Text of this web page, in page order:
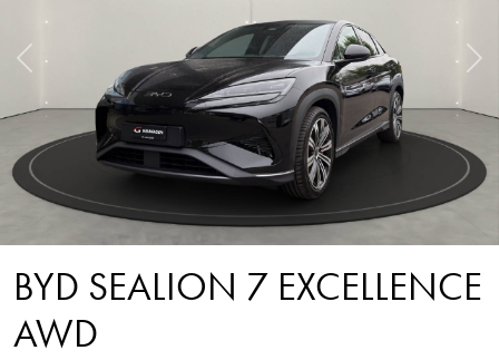
Vorheriges Bild
BYD SEALION 7 EXCELLENCE
AWD